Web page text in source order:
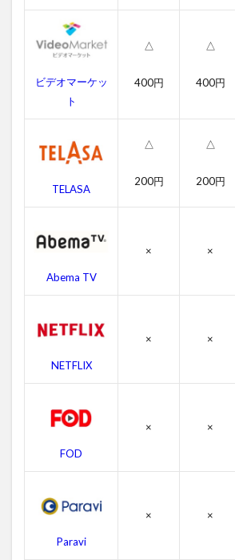
らす
4
イ・
オ
ブ・
ー！
報
ト
イ・
ーリ
ー・
ブ・
テラ
の感
想
4.2
ト
スト
ー・
ビデオマーケッ
ト
△
400円
△
400円
TELASA
△
200円
△
200円
Abema TV
× ×
NETFLIX
× ×
FOD
× ×
Paravi
× ×